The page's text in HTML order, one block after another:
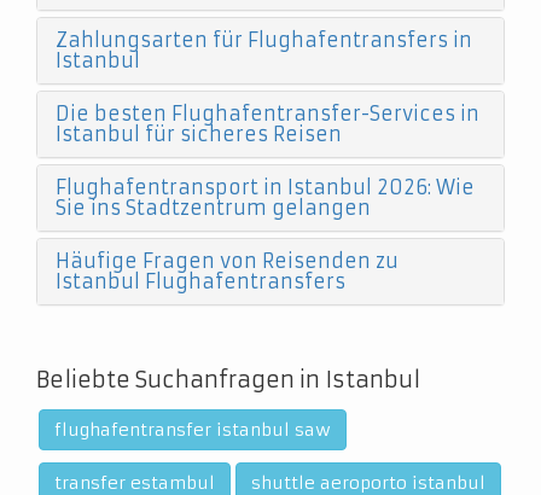
Zahlungsarten für Flughafentransfers in
Istanbul
Die besten Flughafentransfer-Services in
Istanbul für sicheres Reisen
Flughafentransport in Istanbul 2026: Wie
Sie ins Stadtzentrum gelangen
Häufige Fragen von Reisenden zu
Istanbul Flughafentransfers
Beliebte Suchanfragen in Istanbul
flughafentransfer istanbul saw
transfer estambul shuttle aeroporto istanbul